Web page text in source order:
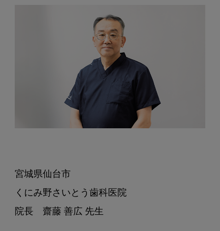
え
歯
科
に
た
宮城県仙台市
くにみ野さいとう歯科医院
院長　齋藤 善広 先生